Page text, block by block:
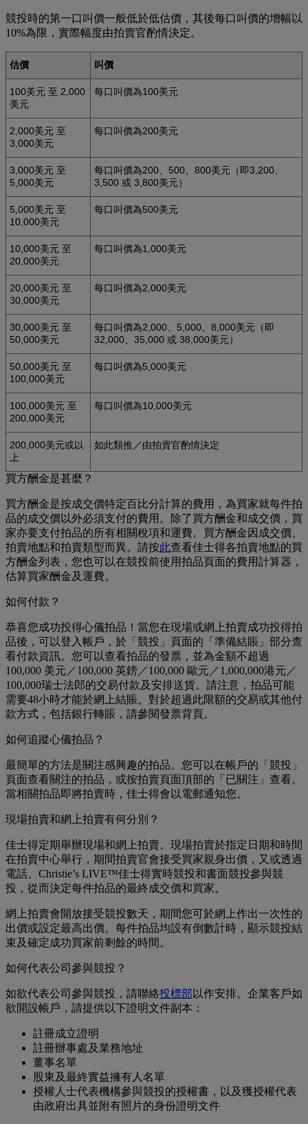
競投時的第一口叫價一般低於低估價，其後每口叫價的增幅以
10%為限，實際幅度由拍賣官酌情決定。
估價 叫價
100美元 至 2,000
美元
每口叫價為100美元
2,000美元 至
3,000美元
每口叫價為200美元
3,000美元 至
5,000美元
每口叫價為200、500、800美元（即3,200、
3,500 或 3,800美元）
5,000美元 至
10,000美元
每口叫價為500美元
10,000美元 至
20,000美元
每口叫價為1,000美元
20,000美元 至
30,000美元
每口叫價為2,000美元
30,000美元 至
50,000美元
每口叫價為2,000、5,000、8,000美元（即
32,000、35,000 或 38,000美元）
50,000美元 至
100,000美元
每口叫價為5,000美元
100,000美元 至
200,000美元
每口叫價為10,000美元
200,000美元或以
上
如此類推／由拍賣官酌情決定
買方酬金是甚麼？
買方酬金是按成交價特定百比分計算的費用，為買家就每件拍
品的成交價以外必須支付的費用。除了買方酬金和成交價，買
家亦要支付拍品的所有相關稅項和運費。買方酬金因成交價、
拍賣地點和拍賣類型而異。請按此查看佳士得各拍賣地點的買
方酬金列表，您也可以在競投前使用拍品頁面的費用計算器，
估算買家酬金及運費。
如何付款？
恭喜您成功投得心儀拍品！當您在現場或網上拍賣成功投得拍
品後，可以登入帳戶，於「競投」頁面的「準備結賬」部分查
看付款資訊。您可以查看拍品的發票，並為金額不超過
100,000 美元／100,000 英鎊／100,000 歐元／1,000,000港元／
100,000瑞士法郎的交易付款及安排送貨。請注意，拍品可能
需要48小時才能於網上結賬。對於超過此限額的交易或其他付
款方式，包括銀行轉賬，請參閱發票背頁。
如何追蹤心儀拍品？
最簡單的方法是關注感興趣的拍品。您可以在帳戶的「競投」
頁面查看關注的拍品，或按拍賣頁面頂部的「已關注」查看。
當相關拍品即將拍賣時，佳士得會以電郵通知您。
現場拍賣和網上拍賣有何分別？
佳士得定期舉辦現場和網上拍賣。現場拍賣於指定日期和時間
在拍賣中心舉行，期間拍賣官會接受買家親身出價，又或透過
電話、Christie’s LIVE™佳士得實時競投和書面競投參與競
投，從而決定每件拍品的最終成交價和買家。
網上拍賣會開放接受競投數天，期間您可於網上作出一次性的
出價或設定最高出價。每件拍品均設有倒數計時，顯示競投結
束及確定成功買家前剩餘的時間。
如何代表公司參與競投？
如欲代表公司參與競投，請聯絡投標部 以作安排。企業客戶如
欲開設帳戶，請提供以下證明文件副本：
註冊成立證明
註冊辦事處及業務地址
董事名單
股東及最終實益擁有人名單
授權人士代表機構參與競投的授權書，以及獲授權代表
由政府出具並附有照片的身份證明文件